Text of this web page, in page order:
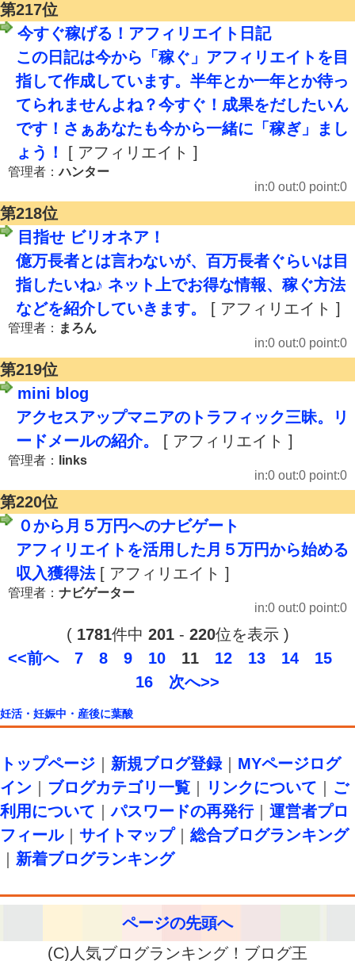
第217位
今すぐ稼げる！アフィリエイト日記
この日記は今から「稼ぐ」アフィリエイトを目
指して作成しています。半年とか一年とか待っ
てられませんよね？今すぐ！成果をだしたいん
です！さぁあなたも今から一緒に「稼ぎ」まし
ょう！
[ アフィリエイト ]
管理者：ハンター
in:0 out:0 point:0
第218位
目指せ ビリオネア！
億万長者とは言わないが、百万長者ぐらいは目
指したいね♪ ネット上でお得な情報、稼ぐ方法
などを紹介していきます。
[ アフィリエイト ]
管理者： まろん
in:0 out:0 point:0
第219位
mini blog
アクセスアップマニアのトラフィック三昧。リ
ードメールの紹介。
[ アフィリエイト ]
管理者：
links
in:0 out:0 point:0
第220位
０から月５万円へのナビゲート
アフィリエイトを活用した月５万円から始める
収入獲得法[ アフィリエイト ]
管理者： ナビゲーター
in:0 out:0 point:0
( 1781件中 201- 220位を表示 )
<<前へ
7 8 9 10 11 12 13 14
15
16
次へ>>
妊活・妊娠中・産後に葉酸
トップページ 新規ブログ登録｜ MYページログ
イン
ブログカテゴリ一覧 リンクについて
ご
利用について ｜パスワードの再発行｜ 運営者プロ
フィール｜ サイトマップ｜ 総合ブログランキング
新着ブログランキング
ページの先頭へ
(C)人気ブログランキング！ブログ王